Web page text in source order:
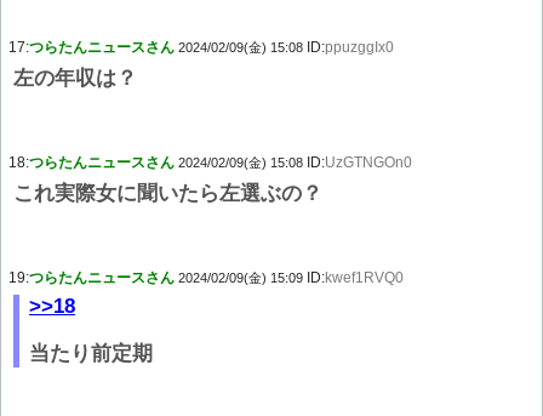
17:つらたんニュースさん 2024/02/09(金) 15:08 ID:ppuzggIx0
左の年収は？
18:つらたんニュースさん 2024/02/09(金) 15:08 ID:UzGTNGOn0
これ実際女に聞いたら左選ぶの？
19:つらたんニュースさん 2024/02/09(金) 15:09 ID:kwef1RVQ0
>>18
当たり前定期